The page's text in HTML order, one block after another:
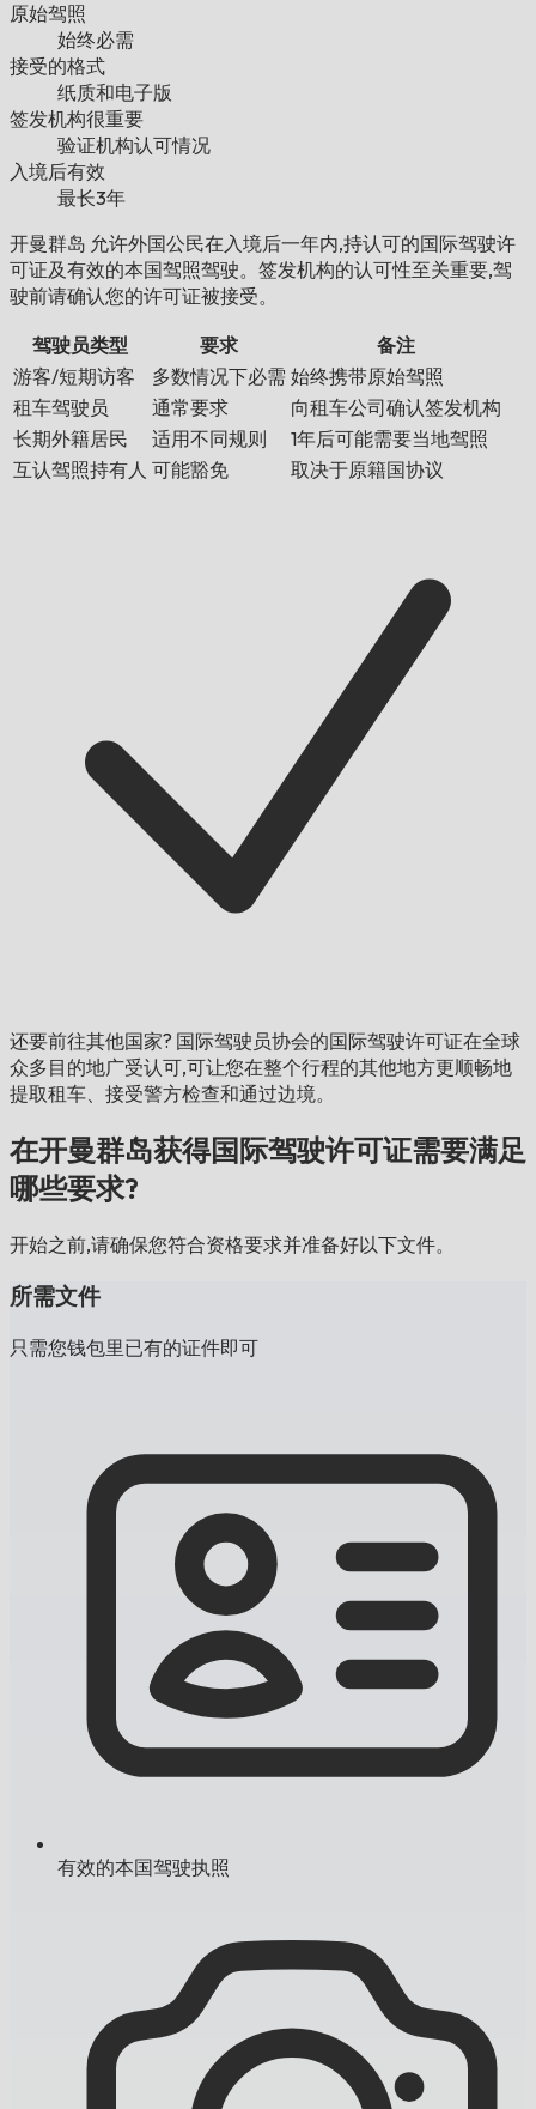
原始驾照
始终必需
接受的格式
纸质和电子版
签发机构很重要
验证机构认可情况
入境后有效
最长3年
开曼群岛 允许外国公民在入境后一年内,持认可的国际驾驶许
可证及有效的本国驾照驾驶。签发机构的认可性至关重要,驾
驶前请确认您的许可证被接受。
驾驶员类型 要求
备注
游客/短期访客
多数情况下必需 始终携带原始驾照
租车驾驶员
通常要求
向租车公司确认签发机构
长期外籍居民
适用不同规则
1年后可能需要当地驾照
互认驾照持有人 可能豁免 取决于原籍国协议
还要前往其他国家? 国际驾驶员协会的国际驾驶许可证在全球
众多目的地广受认可,可让您在整个行程的其他地方更顺畅地
提取租车、接受警方检查和通过边境。
在开曼群岛获得国际驾驶许可证需要满足
哪些要求?
开始之前,请确保您符合资格要求并准备好以下文件。
所需文件
只需您钱包里已有的证件即可
有效的本国驾驶执照